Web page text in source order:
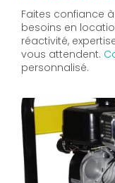
Faites confiance à
besoins en
réactivité,
vous attendent.
personnalisé.